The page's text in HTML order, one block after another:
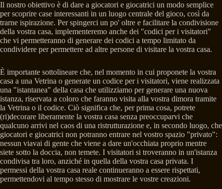
Il nostro obiettivo è di dare a giocatori e giocatrici un modo semplice
per scoprire case interessanti in un luogo centrale del gioco, così da
trarne ispirazione. Per spingerci un po' oltre e facilitare la condivisione
della vostra casa, implementeremo anche dei "codici per i visitatori"
che vi permetteranno di generare dei codici a tempo limitato da
condividere per permettere ad altre persone di visitare la vostra casa.
È importante sottolineare che, nel momento in cui proponete la vostra
casa a una Vetrina o generate un codice per i visitatori, viene realizzata
una "istantanea" della casa che utilizziamo per generare una nuova
istanza, riservata a coloro che faranno visita alla vostra dimora tramite
la Vetrina o il codice. Ciò significa che, per prima cosa, potrete
(ri)decorare liberamente la vostra casa senza preoccuparvi che
qualcuno arrivi nel caos di una ristrutturazione e, in secondo luogo, che
giocatori e giocatrici non potranno entrare nel vostro spazio "privato":
nessun viavai di gente che viene a dare un'occhiata proprio mentre
siete sotto la doccia, non temete. I visitatori si troveranno in un'istanza
condivisa tra loro, anziché in quella della vostra casa privata. I
permessi della vostra casa reale continueranno a essere rispettati,
permettendovi al tempo stesso di mostrare le vostre creazioni.